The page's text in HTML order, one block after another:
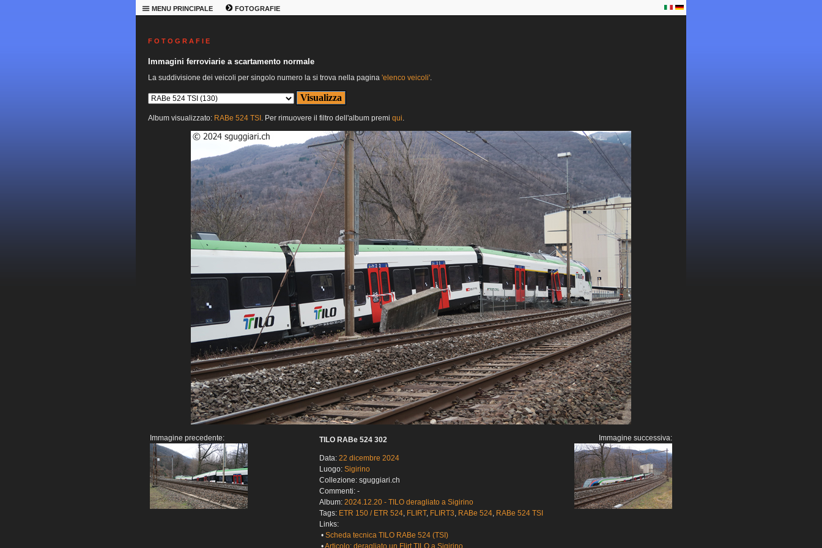
MENU PRINCIPALE FOTOGRAFIE
F O T O G R A F I E
Immagini ferroviarie a scartamento normale
La suddivisione dei veicoli per singolo numero la si trova nella pagina 'elenco veicoli'.
Album visualizzato: RABe 524 TSI . Per rimuovere il filtro dell'album premi qui.
Immagine precedente: TILO RABe 524 302
Data: 22 dicembre 2024
Luogo: Sigirino
Collezione: sguggiari.ch
Commenti: -
Album: 2024.12.20 - TILO deragliato a Sigirino
Tags: ETR 150 / ETR 524, FLIRT, FLIRT3, RABe 524, RABe 524 TSI
Links:
• Scheda tecnica TILO RABe 524 (TSI)
Immagine successiva: